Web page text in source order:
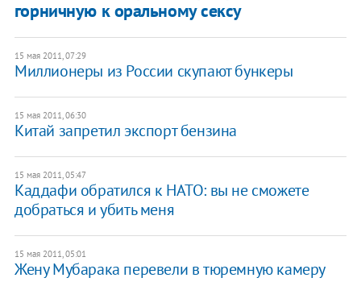
горничную к оральному сексу
15 мая 2011, 07:29
Миллионеры из России скупают бункеры
15 мая 2011, 06:30
Китай запретил экспорт бензина
15 мая 2011, 05:47
Каддафи обратился к НАТО: вы не сможете
добраться и убить меня
15 мая 2011, 05:01
Жену Мубарака перевели в тюремную камеру